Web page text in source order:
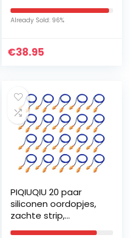
van zacht fleece en
Already Sold: 96%
€38.95
PIQIUQIU 20 paar
siliconen oordopjes,
zachte strip,